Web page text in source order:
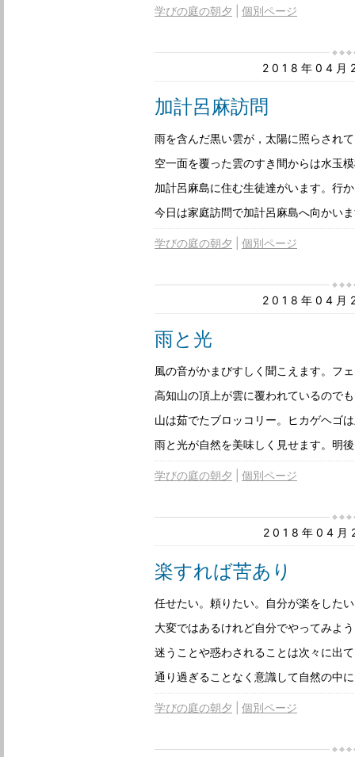
学びの庭の朝夕 個別ページ
2018年04月
加計呂麻訪問
雨を含んだ黒い雲が，太陽に照らされ
空一面を覆った雲のすき間からは水玉
加計呂麻島に住む生徒達がいます。行
今日は家庭訪問で加計呂麻島へ向かい
学びの庭の朝夕 個別ページ
2018年04月
雨と光
風の音がかまびすしく聞こえます。フ
高知山の頂上が雲に覆われているので
山は茹でたブロッコリー。ヒカゲヘゴ
雨と光が自然を美味しく見せます。明
学びの庭の朝夕 個別ページ
2018年04月
楽すれば苦あり
任せたい。頼りたい。自分が楽をした
大変ではあるけれど自分でやってみよ
迷うことや惑わされることは次々に出
通り過ぎることなく意識して自然の中
学びの庭の朝夕 個別ページ